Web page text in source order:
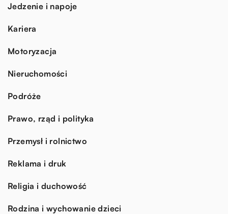
Jedzenie i napoje
Kariera
Motoryzacja
Nieruchomości
Podróże
Prawo, rząd i polityka
Przemysł i rolnictwo
Reklama i druk
Religia i duchowość
Rodzina i wychowanie dzieci